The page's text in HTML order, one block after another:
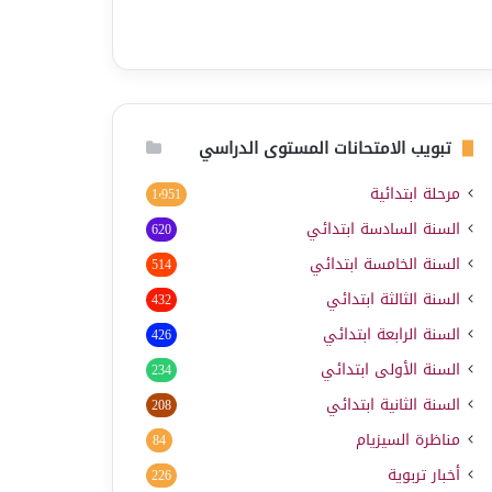
تبويب الامتحانات المستوى الدراسي
مرحلة ابتدائية 1٬951
السنة السادسة ابتدائي 620
السنة الخامسة ابتدائي 514
السنة الثالثة ابتدائي 432
السنة الرابعة ابتدائي 426
السنة الأولى ابتدائي 234
السنة الثانية ابتدائي 208
مناظرة السيزيام 84
أخبار تربوية 226